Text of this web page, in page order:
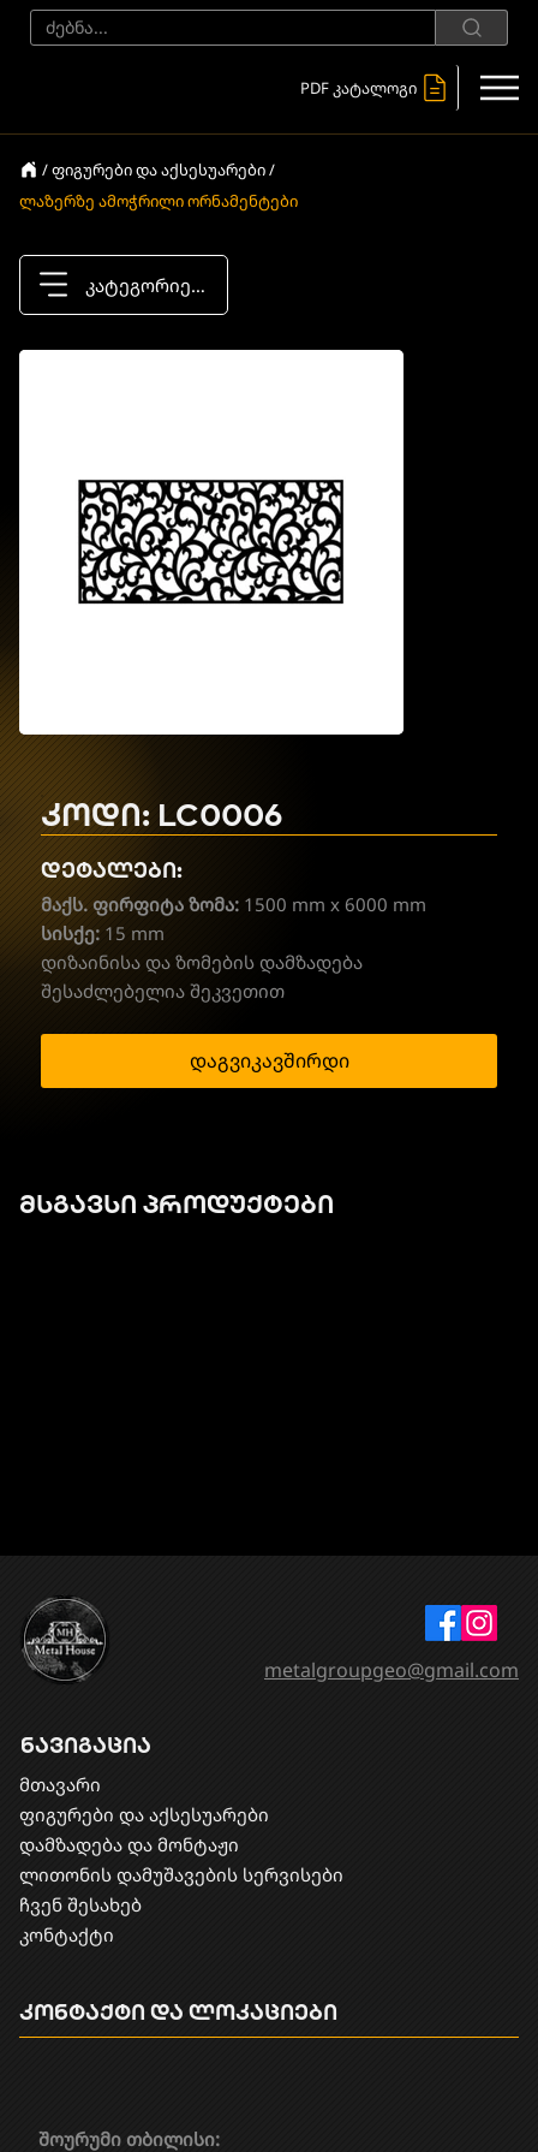
PDF კატალოგი
/ ფიგურები და აქსესუარები /
ლაზერზე ამოჭრილი ორნამენტები
კატეგორიები
კოდი: LC0006
დეტალები:
მაქს. ფირფიტა ზომა: 1500 mm x 6000 mm
სისქე: 15 mm
დიზაინისა და ზომების დამზადება
შესაძლებელია შეკვეთით
დაგვიკავშირდი
მსგავსი პროდუქტები
ნავიგაცია
მთავარი
ფიგურები და აქსესუარები
დამზადება და მონტაჟი
​ლითონის დამუშავების სერვისები
ჩვენ შესახებ
კონტაქტი
შოურუმი თბილისი:
კონტაქტი და ლოკაციები
metalgroupgeo@gmail.com